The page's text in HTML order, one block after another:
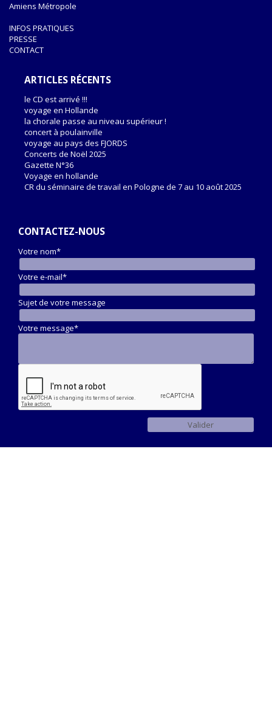
Amiens Métropole
INFOS PRATIQUES
PRESSE
CONTACT
ARTICLES RÉCENTS
le CD est arrivé !!!
voyage en Hollande
la chorale passe au niveau supérieur !
concert à poulainville
voyage au pays des FJORDS
Concerts de Noël 2025
Gazette N°36
Voyage en hollande
CR du séminaire de travail en Pologne de 7 au 10 août 2025
CONTACTEZ-NOUS
Votre nom*
Votre e-mail*
Sujet de votre message
Votre message*